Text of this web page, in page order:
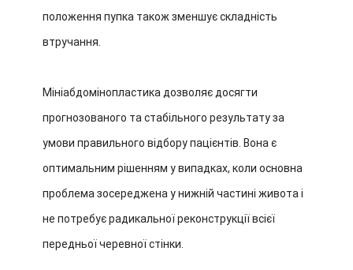
положення пупка також зменшує складність
втручання.
Мініабдомінопластика дозволяє досягти
прогнозованого та стабільного результату за
умови правильного відбору пацієнтів. Вона є
оптимальним рішенням у випадках, коли основна
проблема зосереджена у нижній частині живота і
не потребує радикальної реконструкції всієї
передньої черевної стінки.